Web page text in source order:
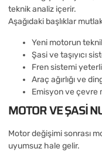
teknik analiz içerir.
Aşağıdaki başlıklar
Yeni motorun
Şasi ve taşıyıcı
Fren sistemi
Araç ağırlığı ve
Emisyon ve çevre
MOTOR VE ŞASI
Motor değişimi sonrası
uyumsuz hale gelir.